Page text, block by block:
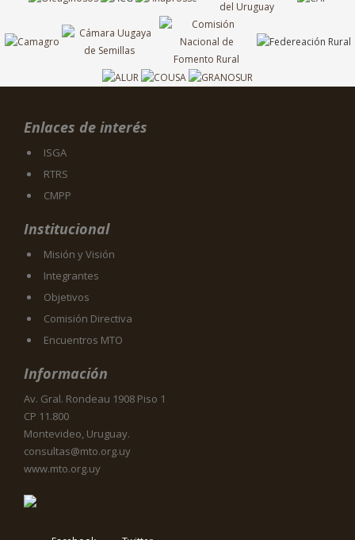
Enlaces de interés
ISGA
RTRS
CMPP
Institucional
Misión y Visión
Integrantes
Objetivos
Comisión Directiva
Encuentros MTO
Información
Av. Gral. Rondeau 1908 Piso 1
CP 11.800
Montevideo, Uruguay.
consultas@mto.org.uy
www.mto.org.uy